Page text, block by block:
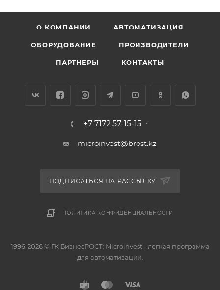
О КОМПАНИИ АВТОМАТИЗАЦИЯ
ОБОРУДОВАНИЕ ПРОИЗВОДИТЕЛИ
ПАРТНЕРЫ КОНТАКТЫ
+7 7172 57-15-15
microinvest@brost.kz
ПОДПИСАТЬСЯ НА РАССЫЛКУ
ПОЛИТИКА КОНФИДЕНЦИАЛЬНОСТИ
1996-2026 © ГК БизнесРОСТ: Microinvest - легкая программа
для автоматизации.